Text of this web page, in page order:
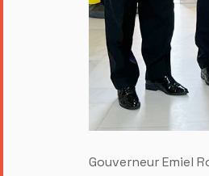
Gouverneur Emiel